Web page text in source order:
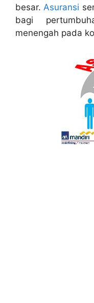
besar.Asuransi
bagi
menengah pada